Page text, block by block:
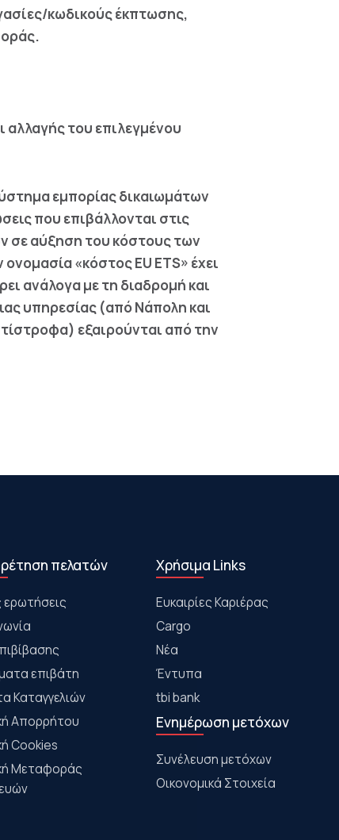
κωδικούς έκπτωσης,
αλλαγής του επιλεγμένου
εμπορίας δικαιωμάτων
που επιβάλλονται στις
σε αύξηση του κόστους των
«κόστος EU ETS» έχει
ανάλογα με τη διαδρομή και
υπηρεσίας (από Νάπολη και
εξαιρούνται από την
πελατών
ερωτήσεις
επιβάτη
Καταγγελιών
Απορρήτου
Cookies
Μεταφοράς
Χρήσιμα Links
Ευκαιρίες Καριέρας
Cargo
Νέα
Έντυπα
tbi bank
Ενημέρωση μετόχων
Συνέλευση μετόχων
Οικονομικά Στοιχεία